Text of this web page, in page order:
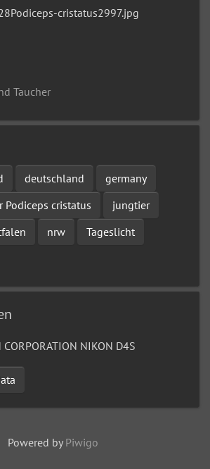
cristatus2997.jpg
Taucher
deutschland
germany
Podiceps cristatus
jungtier
nrw
Tageslicht
CORPORATION NIKON D4S
Powered by Piwigo